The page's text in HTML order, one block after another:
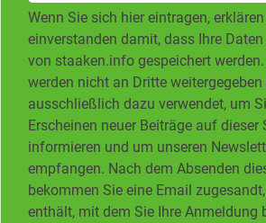
Wenn Sie sich hier eintragen,
einverstanden damit, dass Ihre
von staaken.info gespeichert
werden nicht an Dritte weitergegeben
ausschließlich dazu verwendet, um
Erscheinen neuer Beiträge auf dieser
informieren und um unseren
empfangen. Nach dem Absenden
bekommen Sie eine Email
enthält, mit dem Sie Ihre Anmeldung